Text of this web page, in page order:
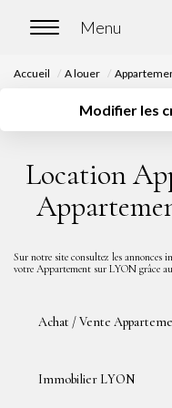
Nos
Accueil A louer
Modifier les
Sélectionnez...
Type de bien
Budget
Créer une alerte
Location
Sur notre site consultez les annonces
votre Appartement sur LYON grâce
Achat / Vente
Immobilier LYON